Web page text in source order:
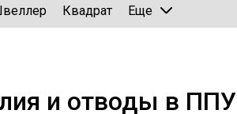
Квадрат Еще
и отводы в ППУ